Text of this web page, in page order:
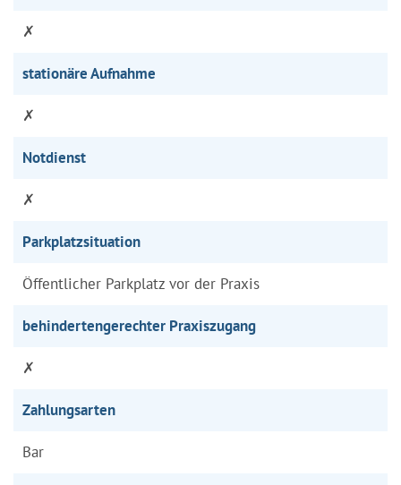
✗
stationäre Aufnahme
✗
Notdienst
✗
Parkplatzsituation
Öffentlicher Parkplatz vor der Praxis
behindertengerechter Praxiszugang
✗
Zahlungsarten
Bar